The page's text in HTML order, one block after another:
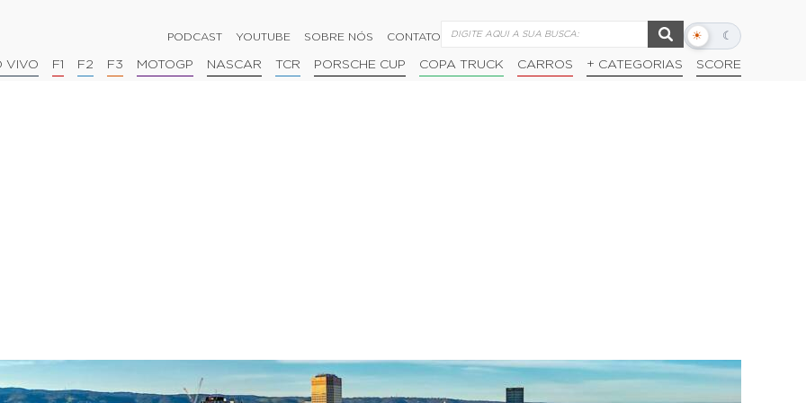
PODCAST YOUTUBE SOBRE NÓS CONTATO ☀ ☾
Alternar
escuro
VIVO F1 F2 F3 MOTOGP NASCAR TCR PORSCHE CUP COPA TRUCK CARROS + CATEGORIAS SCORE